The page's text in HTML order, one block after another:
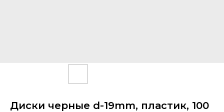
Диски черные d-19mm, пластик, 100